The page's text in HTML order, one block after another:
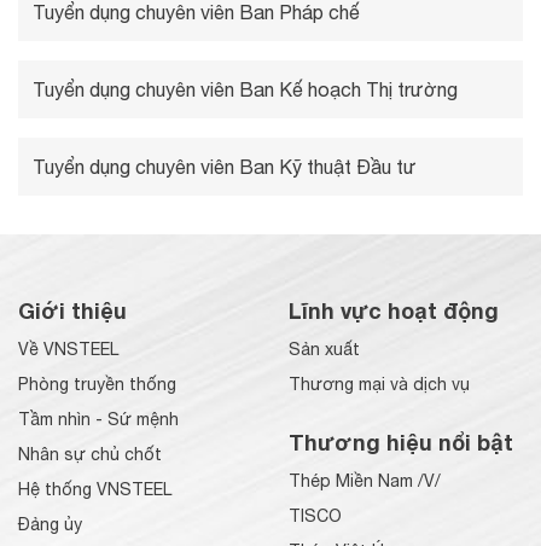
Tuyển dụng chuyên viên Ban Pháp chế
Tuyển dụng chuyên viên Ban Kế hoạch Thị trường
Tuyển dụng chuyên viên Ban Kỹ thuật Đầu tư
Giới thiệu
Về VNSTEEL
Phòng truyền thống
Tầm nhìn - Sứ mệnh
Nhân sự chủ chốt
Hệ thống VNSTEEL
Đảng ủy
Lĩnh vực hoạt động
Sản xuất
Thương mại và dịch vụ
Thương hiệu nổi bật
Thép Miền Nam /V/
TISCO